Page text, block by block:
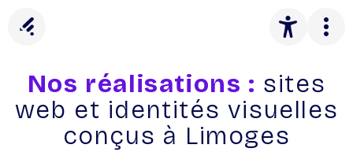
Nos réalisations : sites
web et identités visuelles
conçus à Limoges